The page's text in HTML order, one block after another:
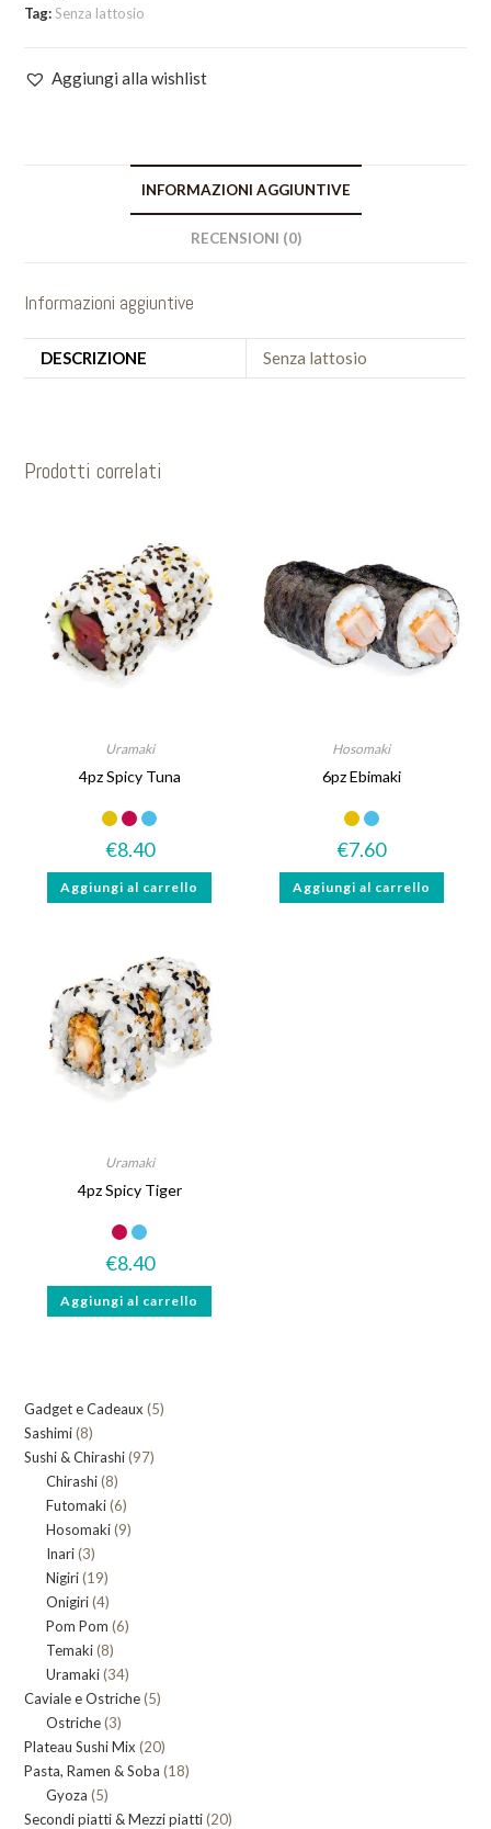
Tag:Senza lattosio
Aggiungi alla wishlist
INFORMAZIONI AGGIUNTIVE
RECENSIONI (0)
Informazioni aggiuntive
DESCRIZIONE Senza lattosio
Prodotti correlati
Uramaki
4pz Spicy Tuna
€8.40
Aggiungi al carrello
Hosomaki
6pz Ebimaki
€7.60
Aggiungi al carrello
Uramaki
4pz Spicy Tiger
€8.40
Aggiungi al carrello
Gadget e Cadeaux 55
Sashimi 88
prodotti
Sushi & Chirashi 9797
Chirashi 88
prodotti
Futomaki 66
prodotti
Hosomaki 99
Inari 33
prodotti
Nigiri 1919
prodotti
Onigiri 44
prodotti
Pom Pom 66
Temaki 88
prodotti
Uramaki 3434
prodotti
Caviale e Ostriche 55
Ostriche 33
prodotti
Plateau Sushi Mix 2020
prodotti
Pasta, Ramen & Soba 1818
Gyoza 55
prodotti
Secondi piatti & Mezzi piatti 2020